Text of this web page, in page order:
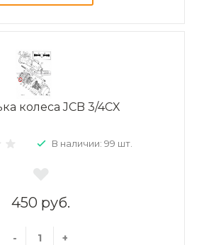
колеса JCB 3/4CX
В наличии: 99 шт.
450 руб.
- +